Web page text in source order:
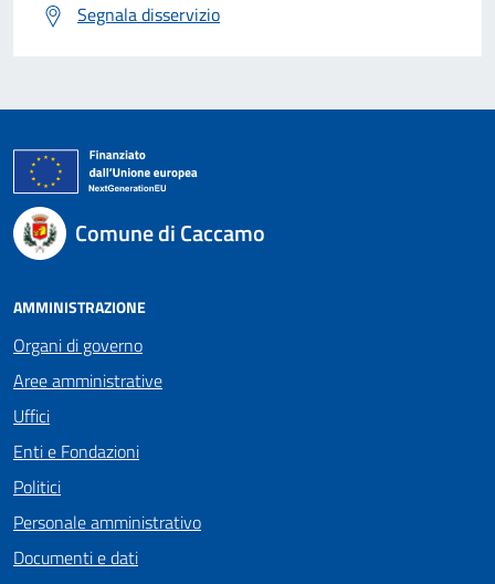
Segnala disservizio
Comune di Caccamo
AMMINISTRAZIONE
Organi di governo
Aree amministrative
Uffici
Enti e Fondazioni
Politici
Personale amministrativo
Documenti e dati